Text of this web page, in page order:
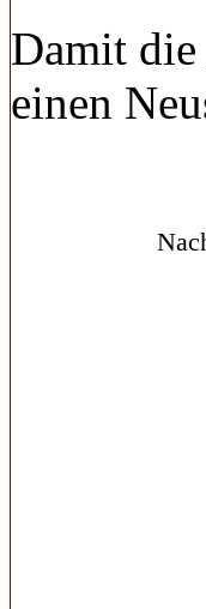
Damit die
einen